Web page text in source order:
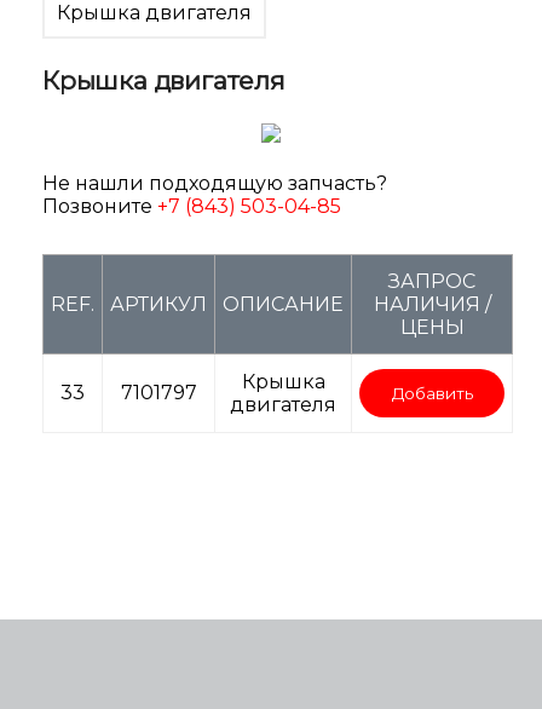
Крышка двигателя
Крышка двигателя
Не нашли подходящую запчасть?
Позвоните +7 (843) 503-04-85
REF. АРТИКУЛ ОПИСАНИЕ
ЗАПРОС
НАЛИЧИЯ /
ЦЕНЫ
33 7101797
Крышка
двигателя
Добавить